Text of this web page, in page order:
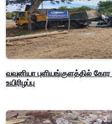
வவுனியா புளியங்குளத்தில்
உயிரிழப்பு